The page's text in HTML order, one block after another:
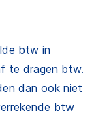
btw in
te dragen btw.
dan ook niet
btw